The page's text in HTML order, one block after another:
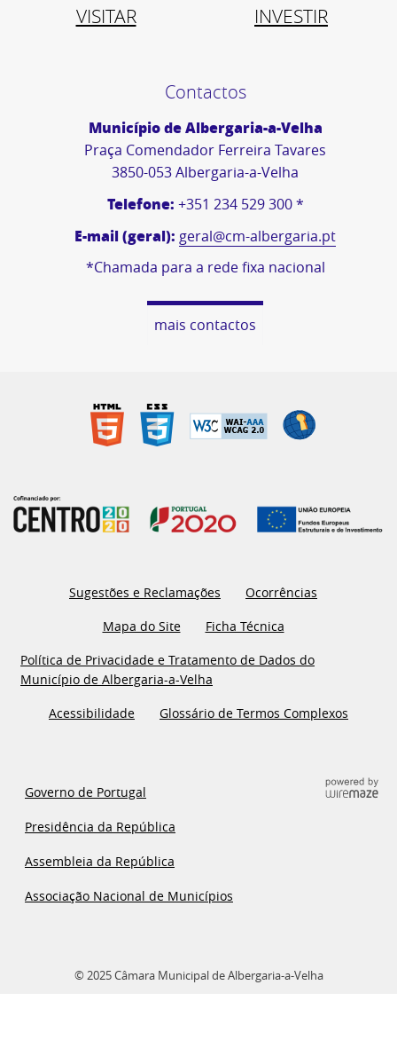
VISITAR
INVESTIR
Contactos
Município de Albergaria-a-Velha
Praça Comendador Ferreira Tavares
3850-053 Albergaria-a-Velha
Telefone: +351 234 529 300 *
E-mail (geral): geral@cm-albergaria.pt
*Chamada para a rede fixa nacional
mais contactos
Sugestões e Reclamações
Ocorrências
Mapa do Site
Ficha Técnica
Política de Privacidade e Tratamento de Dados do
Município de Albergaria-a-Velha
Acessibilidade
Glossário de Termos Complexos
Governo de Portugal
Presidência da República
Assembleia da República
Associação Nacional de Municípios
© 2025 Câmara Municipal de Albergaria-a-Velha